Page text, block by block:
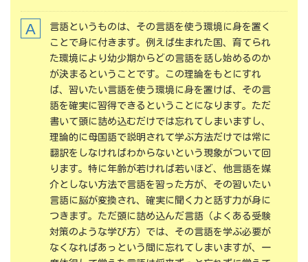
言語というものは、その言語を使う環境に身を置く
ことで身に付きます。例えば生まれた国、育てられ
た環境により幼少期からどの言語を話し始めるのか
が決まるということです。この理論をもとにすれ
ば、習いたい言語を使う環境に身を置けば、その言
語を確実に習得できるということになります。ただ
書いて頭に詰め込むだけでは忘れてしまいますし、
理論的に母国語で説明されて学ぶ方法だけでは常に
翻訳をしなければわからないという現象がついて回
ります。特に年齢が若ければ若いほど、他言語を媒
介としない方法で言語を習った方が、その習いたい
言語に脳が変換され、確実に聞く力と話す力が身に
つきます。ただ頭に詰め込んだ言語（よくある受験
対策のような学び方）では、その言語を学ぶ必要が
なくなればあっという間に忘れてしまいますが、一